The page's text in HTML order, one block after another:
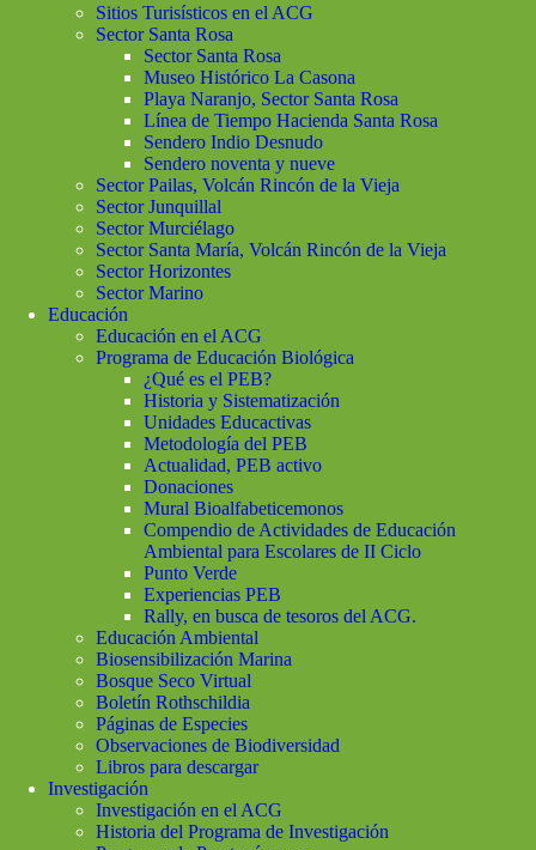
Sitios Turisísticos en el ACG
Sector Santa Rosa
Sector Santa Rosa
Museo Histórico La Casona
Playa Naranjo, Sector Santa Rosa
Línea de Tiempo Hacienda Santa Rosa
Sendero Indio Desnudo
Sendero noventa y nueve
Sector Pailas, Volcán Rincón de la Vieja
Sector Junquillal
Sector Murciélago
Sector Santa María, Volcán Rincón de la Vieja
Sector Horizontes
Sector Marino
Educación
Educación en el ACG
Programa de Educación Biológica
¿Qué es el PEB?
Historia y Sistematización
Unidades Educactivas
Metodología del PEB
Actualidad, PEB activo
Donaciones
Mural Bioalfabeticemonos
Compendio de Actividades de Educación
Ambiental para Escolares de II Ciclo
Punto Verde
Experiencias PEB
Rally, en busca de tesoros del ACG.
Educación Ambiental
Biosensibilización Marina
Bosque Seco Virtual
Boletín Rothschildia
Páginas de Especies
Observaciones de Biodiversidad
Libros para descargar
Investigación
Investigación en el ACG
Historia del Programa de Investigación